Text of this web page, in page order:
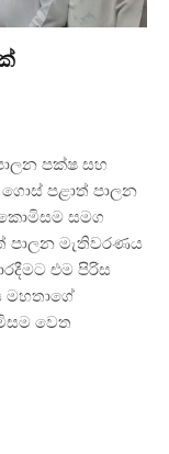
පක්ෂ සහ
පළාත් පාලන
සමග
පාලන මැතිවරණය
එම පිරිස
මහතාගේ
වෙත